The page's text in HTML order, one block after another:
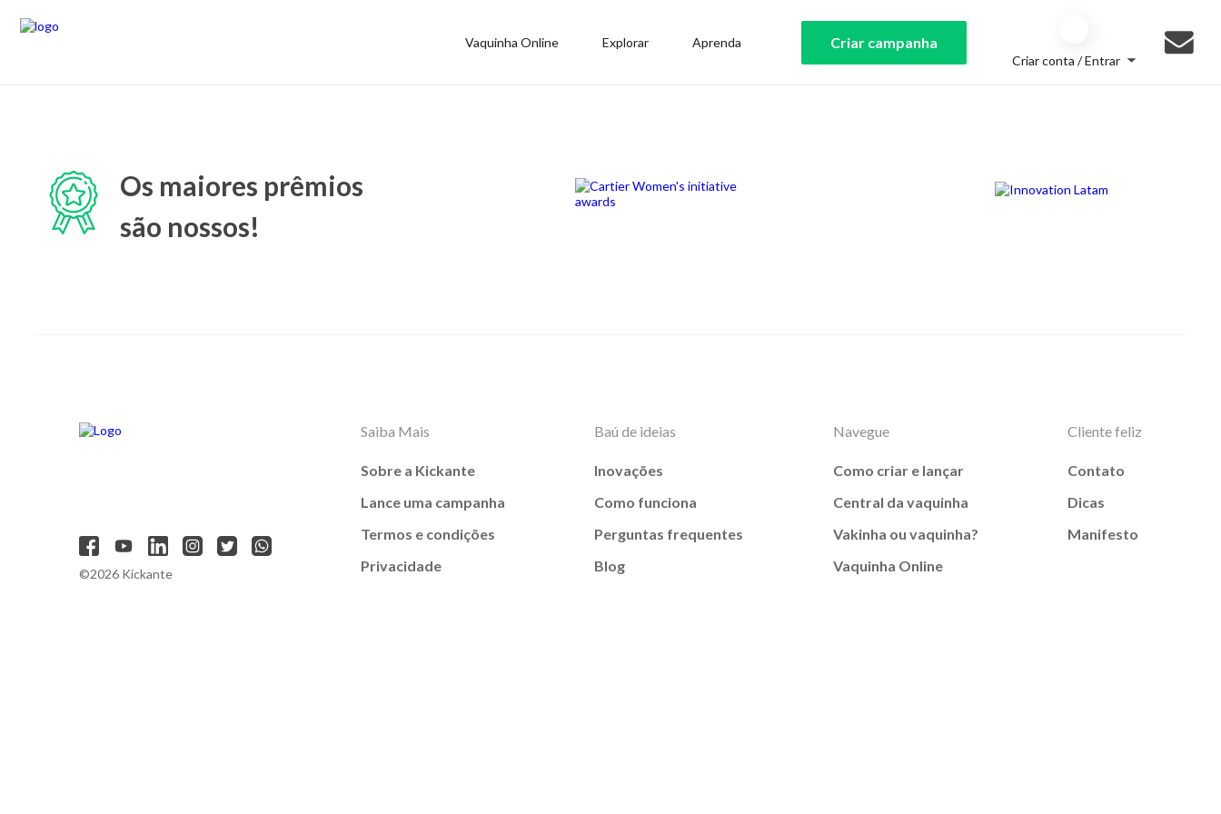
Vaquinha Online Explorar Aprenda Criar campanha
Criar conta / Entrar
Os maiores prêmios
são nossos!
©2026 Kickante
Saiba Mais
Sobre a Kickante
Lance uma campanha
Termos e condições
Privacidade
Baú de ideias
Inovações
Como funciona
Perguntas frequentes
Blog
Navegue
Como criar e lançar
Central da vaquinha
Vakinha ou vaquinha?
Vaquinha Online
Cliente feliz
Contato
Dicas
Manifesto